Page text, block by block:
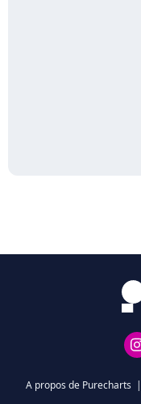
A propos de Purecharts |